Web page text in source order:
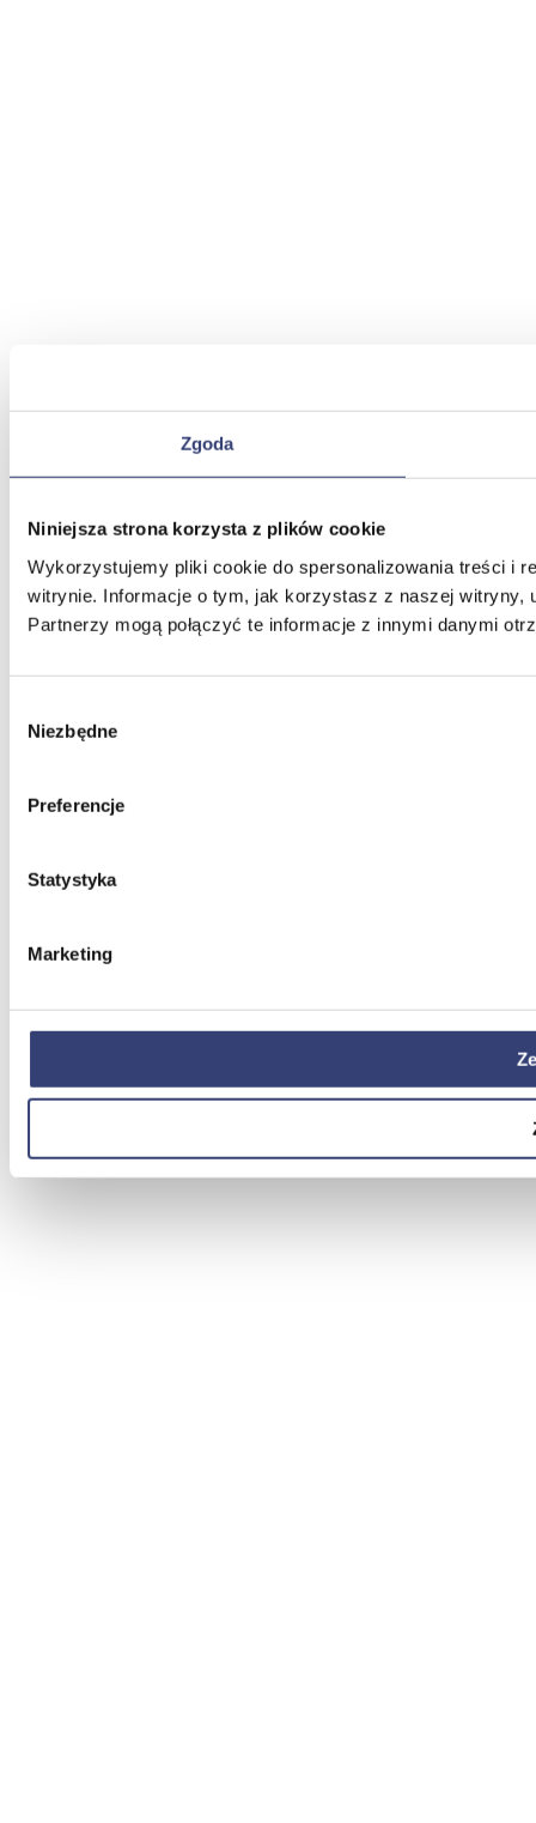
Zgoda
Niniejsza strona korzysta z plików cookie
Wykorzystujemy pliki cookie do spersonalizowania treści i
witrynie. Informacje o tym, jak korzystasz z naszej witryny,
Partnerzy mogą połączyć te informacje z innymi danymi
zgody
Niezbędne
Preferencje
Statystyka
Marketing